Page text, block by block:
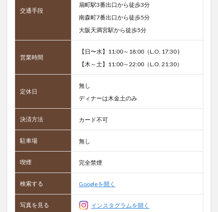
交通手段
扇町駅3番出口から徒歩3分
南森町7番出口から徒歩5分
大阪天満宮駅から徒歩5分
営業時間
【日〜水】11:00～18:00（L.O. 17:30 )
【木～土】11:00～22:00（L.O. 21:30）
定休日
無し
ディナーは木金土のみ
決済方法 カード不可
駐車場 無し
喫煙 完全禁煙
検索する Googleを開く
写真を見る インスタグラムを開く